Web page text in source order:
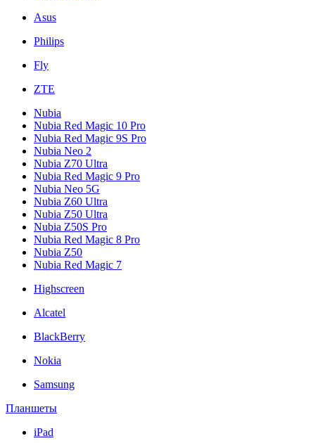
Asus
Philips
Fly
ZTE
Nubia
Nubia Red Magic 10 Pro
Nubia Red Magic 9S Pro
Nubia Neo 2
Nubia Z70 Ultra
Nubia Red Magic 9 Pro
Nubia Neo 5G
Nubia Z60 Ultra
Nubia Z50 Ultra
Nubia Z50S Pro
Nubia Red Magic 8 Pro
Nubia Z50
Nubia Red Magic 7
Highscreen
Alcatel
BlackBerry
Nokia
Samsung
Планшеты
iPad